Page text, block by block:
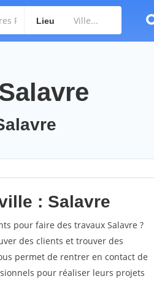
Lieu
: Salavre
pour faire des travaux Salavre ?
des clients et trouver des
permet de rentrer en contact de
pour réaliser leurs projets